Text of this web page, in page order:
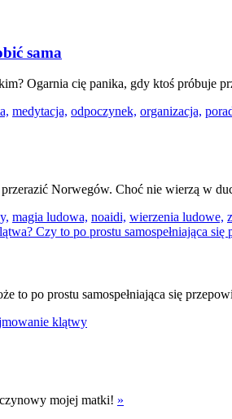
sama
Ogarnia cię panika, gdy ktoś próbuje
medytacja, odpoczynek, organizacja,
Norwegów. Choć nie wierzą w
magia ludowa, noaidi, wierzenia ludowe,
to po prostu samospełniająca się
klątwy
mojej matki! »